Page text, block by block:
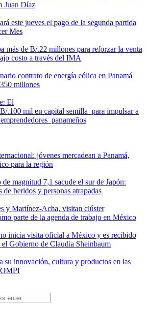
Juan Díaz
este jueves el pago de la segunda partida
Mes
más de B/.22 millones para reforzar la venta
costo a través del IMA
contrato de energía eólica en Panamá
millones
El
.100 mil en capital semilla para impulsar a
panameños
jóvenes mercadean a Panamá,
para la región
de magnitud 7,1 sacude el sur de Japón:
de heridos y personas atrapadas
y Martínez-Acha, visitan clúster
parte de la agenda de trabajo en México
inicia visita oficial a México y es recibido
Gobierno de Claudia Sheinbaum
su innovación, cultura y productos en las
OMPI